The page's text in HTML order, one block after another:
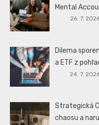
Mental
26. 7.
Dilema
a ETF z
24. 7.
Strategická
chaosu a